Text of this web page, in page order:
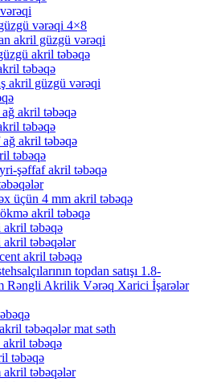
vərəqi 4×8
akril güzgü vərəqi
akril təbəqə
təbəqə
akril güzgü vərəqi
akril təbəqə
təbəqə
ağ akril təbəqə
təbəqə
şəffaf akril təbəqə
üçün 4 mm akril təbəqə
akril təbəqə
akril təbəqə
akril təbəqələr
akril təbəqə
topdan satışı 1.8-
Rəngli Akrilik Vərəq Xarici İşarələr
təbəqələr mat səth
təbəqə
təbəqə
akril təbəqələr